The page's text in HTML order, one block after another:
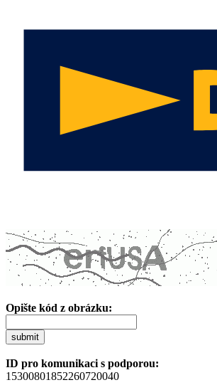
Opište kód z obrázku:
submit
ID pro komunikaci s podporou:
15300801852260720040